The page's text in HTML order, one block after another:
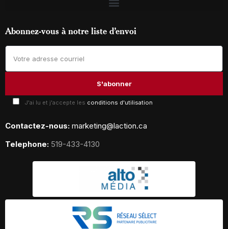
Abonnez-vous à notre liste d’envoi
J'ai lu et j'accepte les conditions d'utilisation
Contactez-nous: marketing@laction.ca
Telephone: 519-433-4130